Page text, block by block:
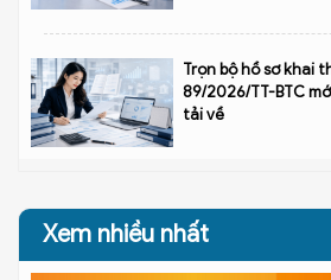
Trọn bộ hồ sơ khai
89/2026/TT-BTC
tải về
Xem nhiều nhất